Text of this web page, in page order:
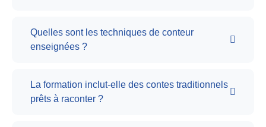
Quelles sont les techniques de conteur
enseignées ?
La formation inclut-elle des contes traditionnels
prêts à raconter ?